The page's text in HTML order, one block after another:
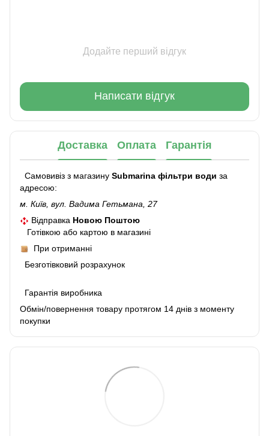
Додайте перший відгук
Написати відгук
Доставка Оплата Гарантія
Самовивіз з магазину Submarina фільтри води за
адресою:
м. Київ, вул. Вадима Гетьмана, 27
Відправка Новою Поштою
Готівкою або картою в магазині
При отриманні
Безготівковий розрахунок
Гарантія виробника
Обмін/повернення товару протягом 14 днів з моменту
покупки